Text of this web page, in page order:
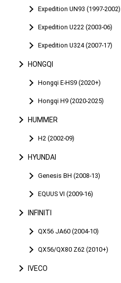
Expedition UN93 (1997-2002)
Expedition U222 (2003-06)
Expedition U324 (2007-17)
HONGQI
Hongqi E-HS9 (2020+)
Hongqi H9 (2020-2025)
HUMMER
H2 (2002-09)
HYUNDAI
Genesis BH (2008-13)
EQUUS VI (2009-16)
INFINITI
QX56 JA60 (2004-10)
QX56/QX80 Z62 (2010+)
IVECO